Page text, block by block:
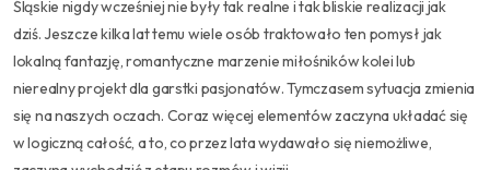
Śląskie nigdy wcześniej nie były tak realne i tak bliskie realizacji jak
dziś. Jeszcze kilka lat temu wiele osób traktowało ten pomysł jak
lokalną fantazję, romantyczne marzenie miłośników kolei lub
nierealny projekt dla garstki pasjonatów. Tymczasem sytuacja zmienia
się na naszych oczach. Coraz więcej elementów zaczyna układać się
w logiczną całość, a to, co przez lata wydawało się niemożliwe,